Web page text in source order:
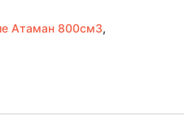
Атаман 800см3,